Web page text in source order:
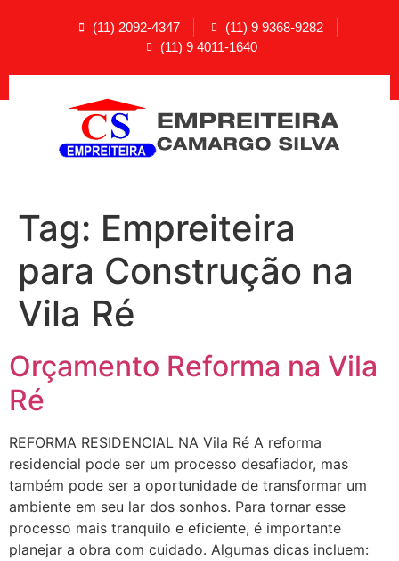
(11) 2092-4347
(11) 9 9368-9282
(11) 9 4011-1640
Tag: Empreiteira
para Construção na
Vila Ré
Orçamento Reforma na Vila
Ré
REFORMA RESIDENCIAL NA Vila Ré A reforma
residencial pode ser um processo desafiador, mas
também pode ser a oportunidade de transformar um
ambiente em seu lar dos sonhos. Para tornar esse
processo mais tranquilo e eficiente, é importante
planejar a obra com cuidado. Algumas dicas incluem: